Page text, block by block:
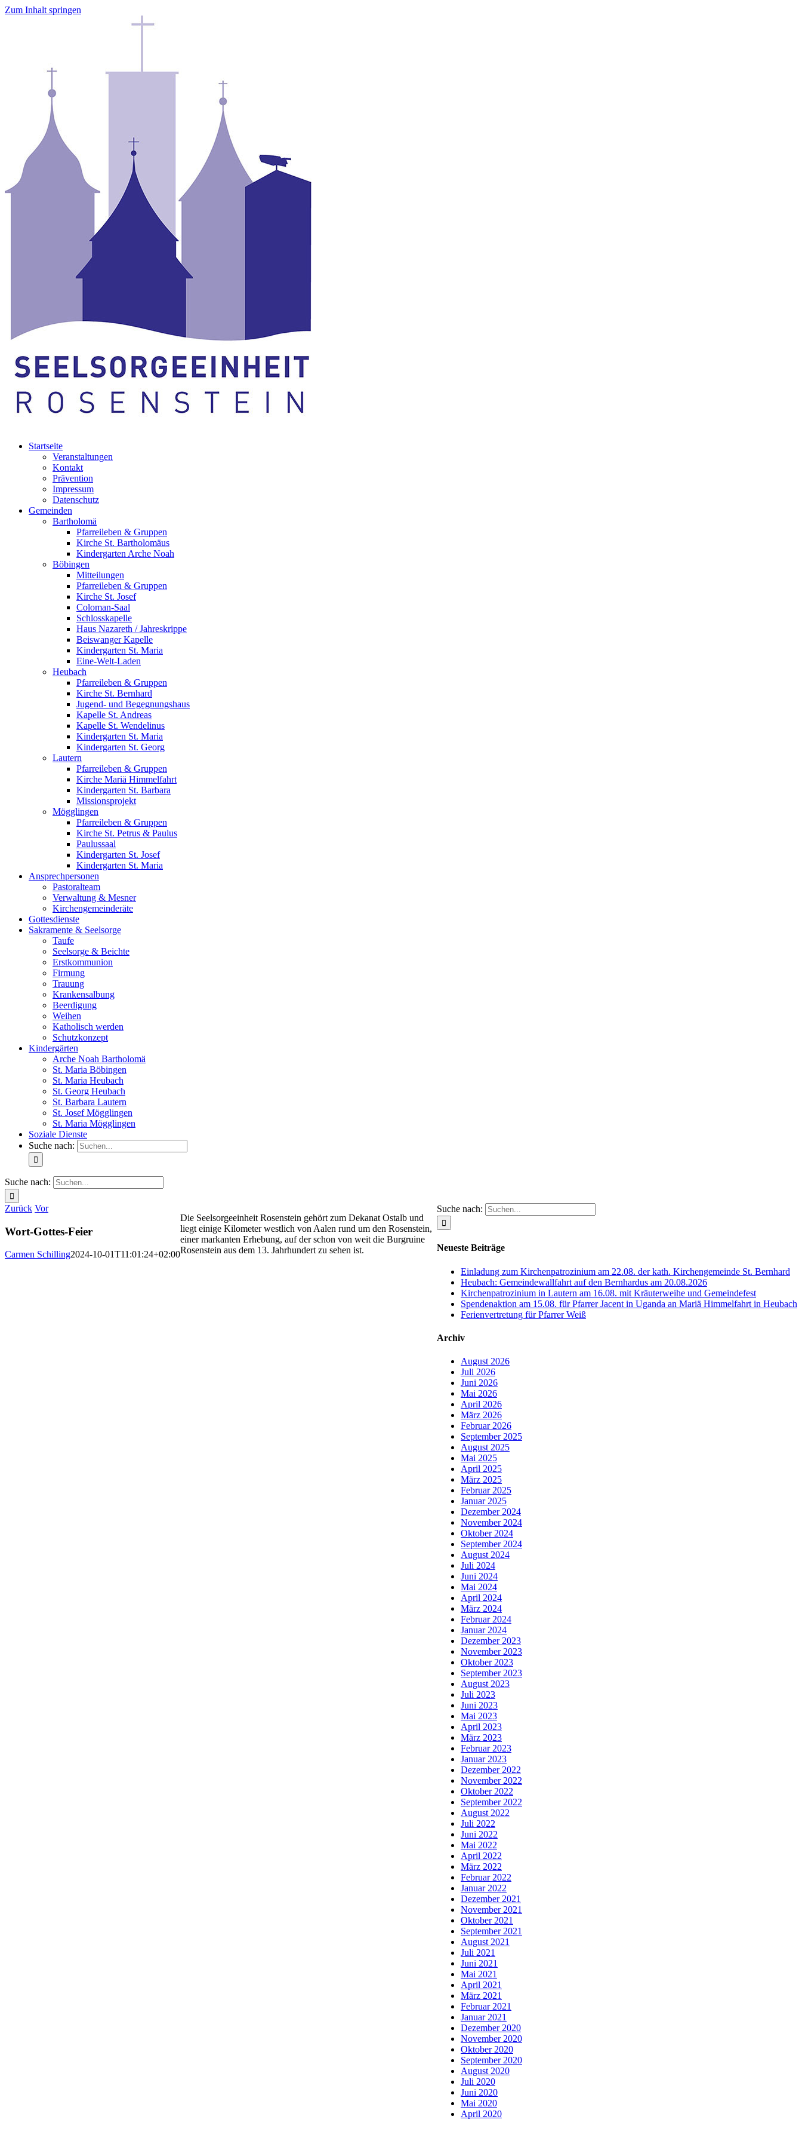
Zum Inhalt springen
Startseite
Veranstaltungen
Kontakt
Prävention
Impressum
Datenschutz
Gemeinden
Bartholomä
Pfarreileben & Gruppen
Kirche St. Bartholomäus
Kindergarten Arche Noah
Böbingen
Mitteilungen
Pfarreileben & Gruppen
Kirche St. Josef
Coloman-Saal
Schlosskapelle
Haus Nazareth / Jahreskrippe
Beiswanger Kapelle
Kindergarten St. Maria
Eine-Welt-Laden
Heubach
Pfarreileben & Gruppen
Kirche St. Bernhard
Jugend- und Begegnungshaus
Kapelle St. Andreas
Kapelle St. Wendelinus
Kindergarten St. Maria
Kindergarten St. Georg
Lautern
Pfarreileben & Gruppen
Kirche Mariä Himmelfahrt
Kindergarten St. Barbara
Missionsprojekt
Mögglingen
Pfarreileben & Gruppen
Kirche St. Petrus & Paulus
Paulussaal
Kindergarten St. Josef
Kindergarten St. Maria
Ansprechpersonen
Pastoralteam
Verwaltung & Mesner
Kirchengemeinderäte
Gottesdienste
Sakramente & Seelsorge
Taufe
Seelsorge & Beichte
Erstkommunion
Firmung
Trauung
Krankensalbung
Beerdigung
Weihen
Katholisch werden
Schutzkonzept
Kindergärten
Arche Noah Bartholomä
St. Maria Böbingen
St. Maria Heubach
St. Georg Heubach
St. Barbara Lautern
St. Josef Mögglingen
St. Maria Mögglingen
Soziale Dienste
Suche nach:
Suche nach:
Zurück Vor
Wort-Gottes-Feier
Carmen Schilling2024-10-01T11:01:24+02:00
Suche nach:
Neueste Beiträge
Einladung zum Kirchenpatrozinium am 22.08. der kath. Kirchengemeinde St. Bernhard
Heubach: Gemeindewallfahrt auf den Bernhardus am 20.08.2026
Kirchenpatrozinium in Lautern am 16.08. mit Kräuterweihe und Gemeindefest
Spendenaktion am 15.08. für Pfarrer Jacent in Uganda an Mariä Himmelfahrt in Heubach
Ferienvertretung für Pfarrer Weiß
Archiv
August 2026
Juli 2026
Juni 2026
Mai 2026
April 2026
März 2026
Februar 2026
September 2025
August 2025
Mai 2025
April 2025
März 2025
Februar 2025
Januar 2025
Dezember 2024
November 2024
Oktober 2024
September 2024
August 2024
Juli 2024
Juni 2024
Mai 2024
April 2024
März 2024
Februar 2024
Januar 2024
Dezember 2023
November 2023
Oktober 2023
September 2023
August 2023
Juli 2023
Juni 2023
Mai 2023
April 2023
März 2023
Februar 2023
Januar 2023
Dezember 2022
November 2022
Oktober 2022
September 2022
August 2022
Juli 2022
Juni 2022
Mai 2022
April 2022
März 2022
Februar 2022
Januar 2022
Dezember 2021
November 2021
Oktober 2021
September 2021
August 2021
Juli 2021
Juni 2021
Mai 2021
April 2021
März 2021
Februar 2021
Januar 2021
Dezember 2020
November 2020
Oktober 2020
September 2020
August 2020
Juli 2020
Juni 2020
Mai 2020
April 2020
Die Seelsorgeeinheit Rosenstein gehört zum Dekanat Ostalb und
liegt einige Kilometer westlich von Aalen rund um den Rosenstein,
einer markanten Erhebung, auf der schon von weit die Burgruine
Rosenstein aus dem 13. Jahrhundert zu sehen ist.